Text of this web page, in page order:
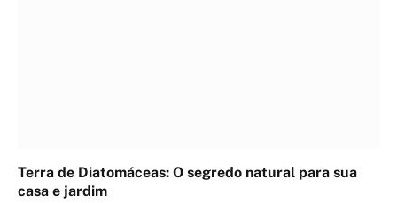
Terra de Diatomáceas: O segredo natural para sua
casa e jardim